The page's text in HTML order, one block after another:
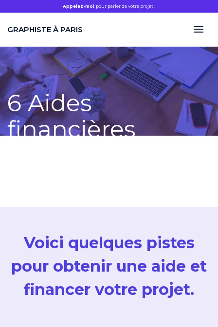
Appelez-moi pour parler de votre projet !
GRAPHISTE À PARIS
6 Aides
financières
Voici quelques pistes
pour obtenir une aide et
financer votre projet.